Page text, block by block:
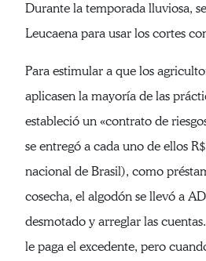
Durante la temporada lluviosa,
Leucaena para usar los cortes
Para estimular a que los
aplicasen la mayoría de las
estableció un «contrato de
se entregó a cada uno de ellos
nacional de Brasil), como
cosecha, el algodón se llevó a
desmotado y arreglar las
le paga el excedente, pero